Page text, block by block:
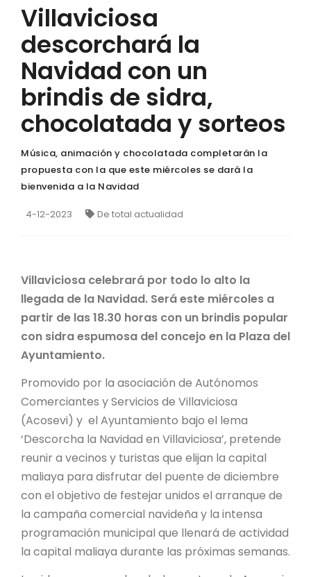
Villaviciosa
descorchará la
Navidad con un
brindis de sidra,
chocolatada y sorteos
Música, animación y chocolatada completarán la
propuesta con la que este miércoles se dará la
bienvenida a la Navidad
4-12-2023 De total actualidad
Villaviciosa celebrará por todo lo alto la
llegada de la Navidad. Será este miércoles a
partir de las 18.30 horas con un brindis popular
con sidra espumosa del concejo en la Plaza del
Ayuntamiento.
Promovido por la asociación de Autónomos
Comerciantes y Servicios de Villaviciosa
(Acosevi) y el Ayuntamiento bajo el lema
‘Descorcha la Navidad en Villaviciosa’, pretende
reunir a vecinos y turistas que elijan la capital
maliaya para disfrutar del puente de diciembre
con el objetivo de festejar unidos el arranque de
la campaña comercial navideña y la intensa
programación municipal que llenará de actividad
la capital maliaya durante las próximas semanas.